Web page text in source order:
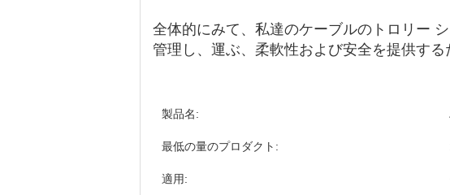
全体的にみて、私達のケーブルのトロリー
管理し、運ぶ、柔軟性および安全を提供す
製品名:
最低の量のプロダクト:
適用: